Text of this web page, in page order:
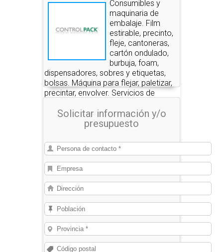
Consumibles y
maquinaria de
embalaje. Film
estirable, precinto,
fleje, cantoneras,
cartón ondulado,
burbuja, foam,
dispensadores, sobres y etiquetas,
bolsas. Máquina para flejar, paletizar,
precintar, envolver. Servicios de
Solicitar información y/o
presupuesto